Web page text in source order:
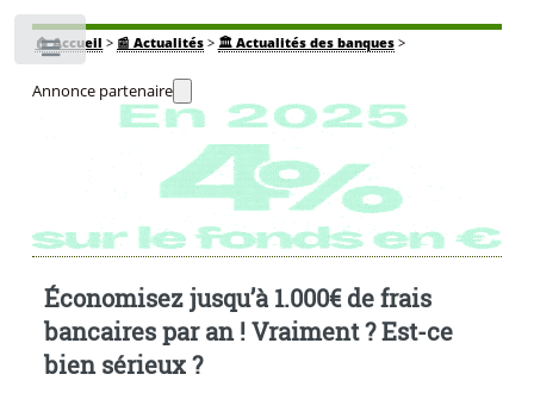
🏠Accueil > 📰 Actualités> 🏛️ Actualités des banques>
Annonce partenaire
Économisez jusqu’à 1.000€ de frais
bancaires par an ! Vraiment ? Est-ce
bien sérieux ?
Toggle